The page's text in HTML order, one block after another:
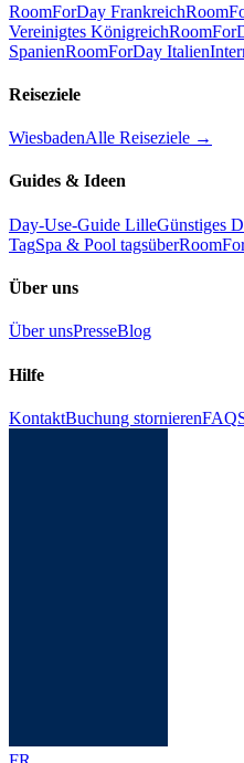
RoomForDay Frankreich
Vereinigtes Königreich
SpanienRoomForDay Italien
Reiseziele
WiesbadenAlle Reiseziele →
Guides & Ideen
Day-Use-Guide LilleGünstiges
TagSpa & Pool tagsüber
Über uns
Über unsPresseBlog
Hilfe
KontaktBuchung stornierenFAQ